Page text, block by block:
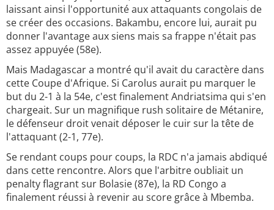
laissant ainsi l'opportunité aux attaquants congolais de
se créer des occasions. Bakambu, encore lui, aurait pu
donner l'avantage aux siens mais sa frappe n'était pas
assez appuyée (58e).
Mais Madagascar a montré qu'il avait du caractère dans
cette Coupe d'Afrique. Si Carolus aurait pu marquer le
but du 2-1 à la 54e, c'est finalement Andriatsima qui s'en
chargeait. Sur un magnifique rush solitaire de Métanire,
le défenseur droit venait déposer le cuir sur la tête de
l'attaquant (2-1, 77e).
Se rendant coups pour coups, la RDC n'a jamais abdiqué
dans cette rencontre. Alors que l'arbitre oubliait un
penalty flagrant sur Bolasie (87e), la RD Congo a
finalement réussi à revenir au score grâce à Mbemba.